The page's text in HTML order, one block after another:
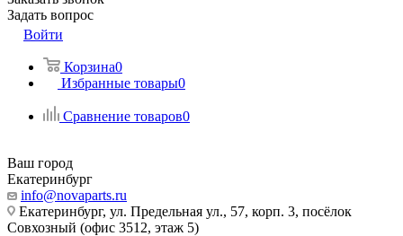
Задать вопрос
Войти
Корзина0
Избранные товары0
Сравнение товаров0
Ваш город
Екатеринбург
info@novaparts.ru
Екатеринбург, ул. Предельная ул., 57, корп. 3, посёлок
Совхозный (офис 3512, этаж 5)